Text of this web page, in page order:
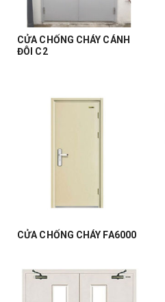
CỬA CHỐNG CHÁY CÁNH
ĐÔI C2
CỬA CHỐNG CHÁY FA6000